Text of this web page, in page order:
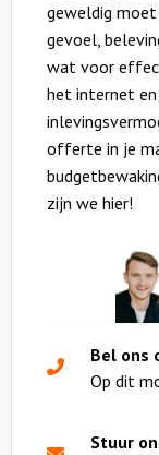
geweldig
gevoel,
wat voor
het internet en
offerte in je
zijn we hier!
Bel ons
Op dit
Stuur